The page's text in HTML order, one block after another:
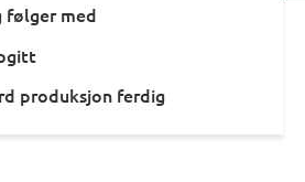
følger med
produksjon ferdig